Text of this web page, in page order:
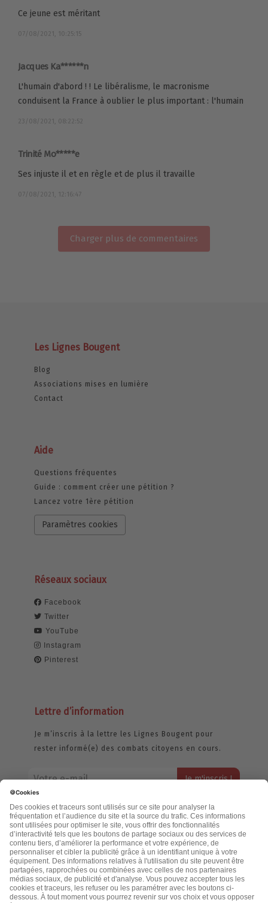
Ce jeune est méritant
07/08/2021, 10:25:15
Jacques Ka******n
L'humain d'abord ! ! Le libéralisme, le macronisme
conduisent la France à oublier le plus important : l'humain
23/08/2021, 08:22:52
Trinité Mo*****e
Ses injuste il et en règle et de plus il travaille
07/08/2021, 12:16:47
Charger plus de commentaires
Les Lignes Bougent
Blog
Associations mises en lumière
Contact
Aide
Questions fréquentes
Guide : comment créer une pétition ?
Lancez votre 1ère pétition
Paramètres cookies
Réseaux sociaux
Facebook
Twitter
YouTube
Instagram
Pinterest
Lettre d’information
Je m’inscris à la lettre les Lignes Bougent pour
rester informé(e) des combats citoyens en cours.
jamais échangée. Pour consulter notre politique de confidentialité,
cliquez ici.
Accueil
Politique de confidentialité
Cookies